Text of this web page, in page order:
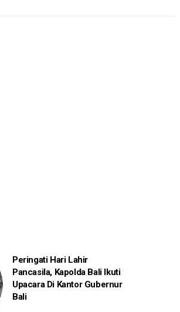
Peringati Hari Lahir
Pancasila, Kapolda Bali Ikuti
Upacara Di Kantor Gubernur
Bali